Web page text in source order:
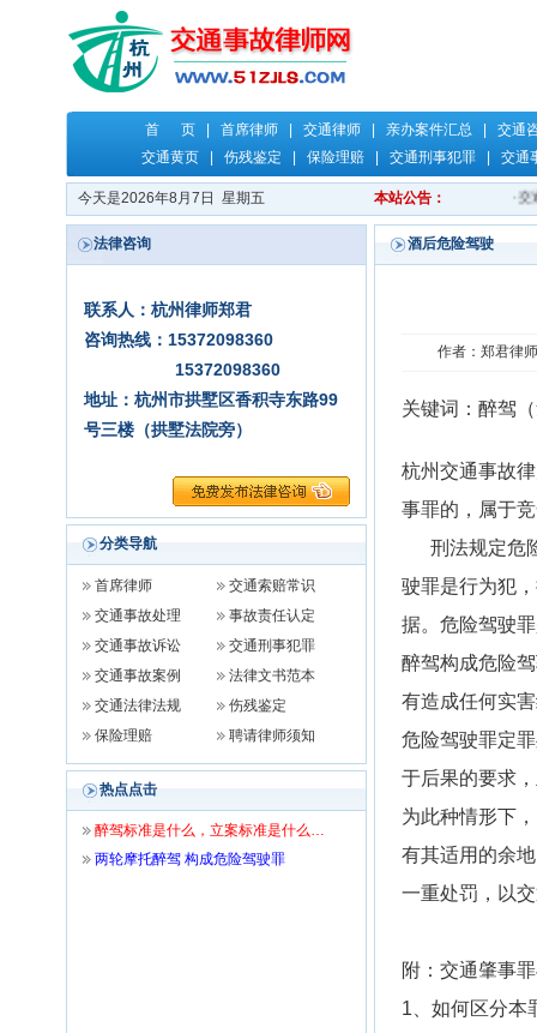
首 页 首席律师 交通律师 亲办案件汇总
交通
交通黄页
伤残鉴定 保险理赔 交通刑事犯罪 交通
今天是2026年8月7日 星期五 本站公告： 交
法律咨询
联系人：杭州律师郑君
咨询热线：15372098360
15372098360
地址：杭州市拱墅区香积寺东路99
号三楼（拱墅法院旁）
分类导航
首席律师
交通索赔常识
交通事故处理
事故责任认定
交通事故诉讼
交通刑事犯罪
交通事故案例
法律文书范本
交通法律法规
伤残鉴定
保险理赔
聘请律师须知
热点点击
醉驾标准是什么，立案标准是什么…
两轮摩托醉驾 构成危险驾驶罪
酒后危险驾驶
作者：郑君律
关键词：醉驾
杭州交通事故
事罪的，属于
刑法规定危
驶罪是行为犯
据。危险驾驶
醉驾构成危险
有造成任何实
危险驾驶罪定
于后果的要求
为此种情形下
有其适用的余
一重处罚，以
附：交通肇事
1、如何区分本